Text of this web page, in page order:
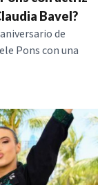
Bavel?
de
Pons con una